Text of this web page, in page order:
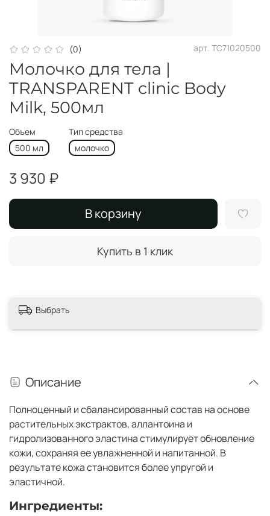
(0) арт. TC71020500
Молочко для тела |
TRANSPARENT clinic Body
Milk, 500мл
Объем
500 мл
Тип средства
молочко
3 930 ₽
В корзину
Купить в 1 клик
Выбрать
Описание
Полноценный и сбалансированный состав на основе
растительных экстрактов, аллантоина и
гидролизованного эластина стимулирует обновление
кожи, сохраняя ее увлажненной и напитанной. В
результате кожа становится более упругой и
эластичной.
Ингредиенты: